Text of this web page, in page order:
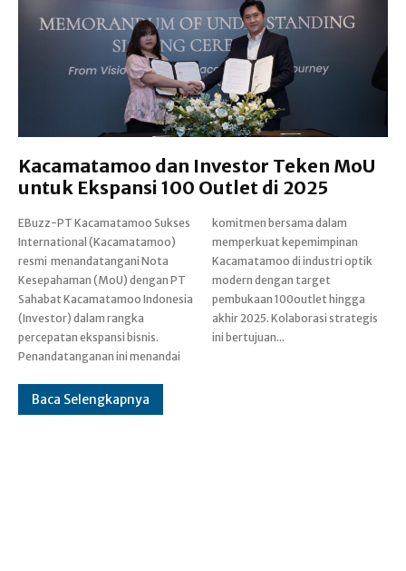
Kacamatamoo dan Investor Teken MoU
untuk Ekspansi 100 Outlet di 2025
EBuzz-PT Kacamatamoo Sukses
International (Kacamatamoo)
resmi menandatangani Nota
Kesepahaman (MoU) dengan PT
Sahabat Kacamatamoo Indonesia
(Investor) dalam rangka
percepatan ekspansi bisnis.
Penandatanganan ini menandai
komitmen bersama dalam
memperkuat kepemimpinan
Kacamatamoo di industri optik
modern dengan target
pembukaan 100outlet hingga
akhir 2025. Kolaborasi strategis
ini bertujuan...
Baca Selengkapnya